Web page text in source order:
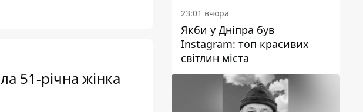
51-річна жінка
23:01 вчора
Якби у Дніпра був
Instagram: топ красивих
світлин міста